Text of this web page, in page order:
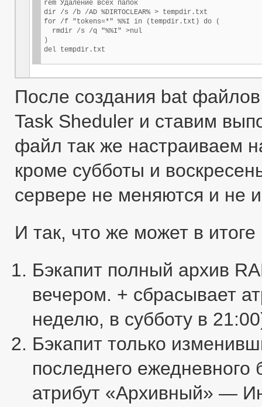
rem Удаление всех папок
dir /s /b /AD %DIRTOCLEAR% > tempdir.txt
for /f "tokens=*" %%I in (tempdir.txt) do (
  rmdir /s /q "%%I" >nul
)
del tempdir.txt
После создания bat
Task Sheduler и ставим
файл так же настраиваем
кроме субботы и
сервере не меняются и не
И так, что же может в итоге
Бэкапит полный архив
вечером. + сбрасывает
неделю, в субботу в
Бэкапит только
последнего ежедневного
атрибут «Архивный» —